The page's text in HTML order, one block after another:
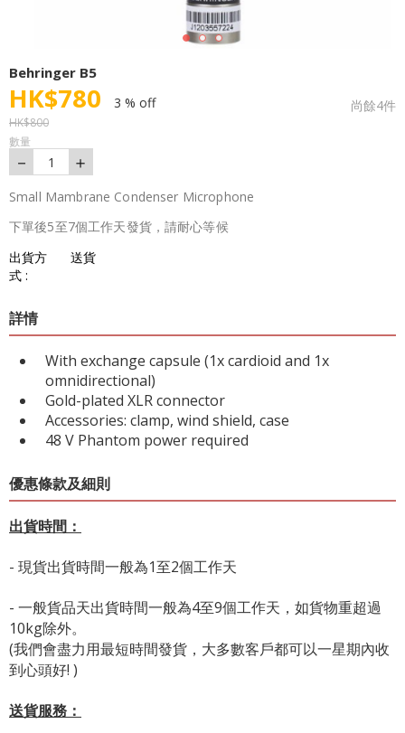
Behringer B5
HK$780 3 % off 尚餘4件
HK$800
數量
－ 1 ＋
Small Mambrane Condenser Microphone
下單後5至7個工作天發貨，請耐心等候
出貨方
式 :
送貨
詳情
With exchange capsule (1x cardioid and 1x
omnidirectional)
Gold-plated XLR connector
Accessories: clamp, wind shield, case
48 V Phantom power required
優惠條款及細則
出貨時間：
- 現貨出貨時間一般為1至2個工作天
- 一般貨品天出貨時間一般為4至9個工作天，如貨物重超過
10kg除外。
(我們會盡力用最短時間發貨，大多數客戶都可以一星期內收
到心頭好! )
送貨服務：